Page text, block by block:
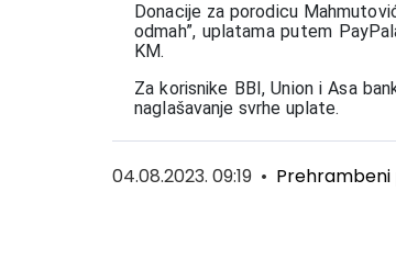
Donacije za porodicu
odmah”, uplatama putem
KM.
Za korisnike BBI, Union i Asa
naglašavanje svrhe uplate.
04.08.2023. 09:19 •